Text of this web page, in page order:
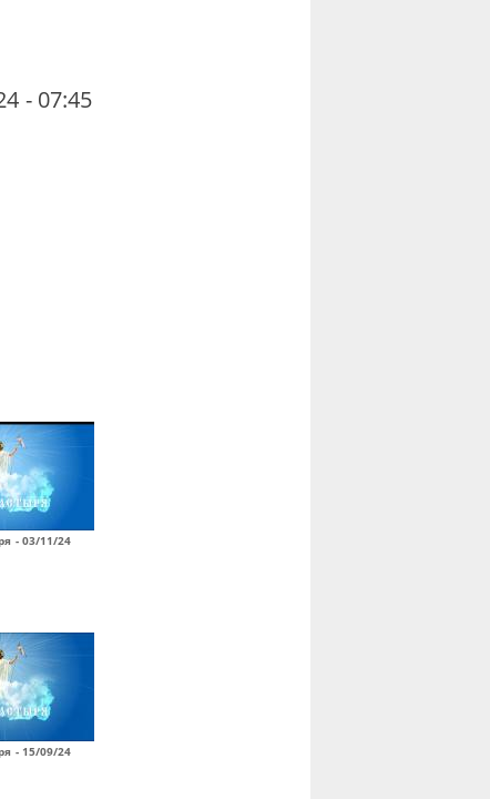
- 07:45
- 03/11/24
- 15/09/24